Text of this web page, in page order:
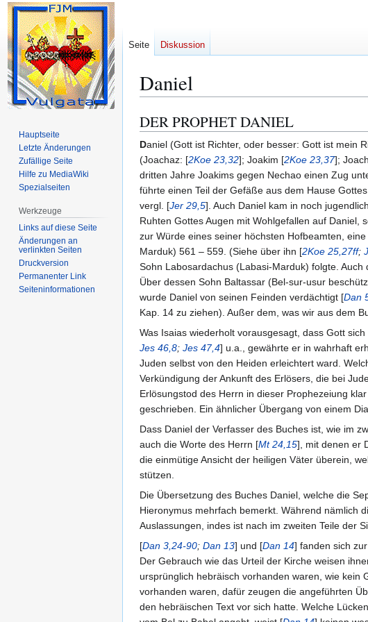
Daniel
Zur
Navigation
springen
Zur
Suche
springen
DER PROPHET DANIEL
Daniel (Gott ist Richter, oder besser: Gott ist mein
(Joachaz: [2Koe 23,32]; Joakim [2Koe 23,37];
dritten Jahre Joakims gegen Nechao einen Zug
führte einen Teil der Gefäße aus dem Hause
vergl. [Jer 29,5]. Auch Daniel kam in noch
Ruhten Gottes Augen mit Wohlgefallen auf
zur Würde eines seiner höchsten Hofbeamten,
Marduk) 561 – 559. (Siehe über ihn [2Koe 25,27ff;
Sohn Labosardachus (Labasi-Marduk) folgte.
Über dessen Sohn Baltassar (Bel-sur-usur
wurde Daniel von seinen Feinden verdächtigt [Dan
Kap. 14 zu ziehen). Außer dem, was wir aus dem
Was Isaias wiederholt vorausgesagt, dass Gott
Jes 46,8; Jes 47,4] u.a., gewährte er in wahrhaft
Juden selbst von den Heiden erleichtert ward.
Verkündigung der Ankunft des Erlösers, die bei
Erlösungstod des Herrn in dieser Prophezeiung
geschrieben. Ein ähnlicher Übergang von einem
Dass Daniel der Verfasser des Buches ist, wie im
auch die Worte des Herrn [Mt 24,15], mit denen er
die einmütige Ansicht der heiligen Väter überein,
stützen.
Die Übersetzung des Buches Daniel, welche die
Hieronymus mehrfach bemerkt. Während nämlich
Auslassungen, indes ist nach im zweiten Teile der
[Dan 3,24-90; Dan 13] und [Dan 14] fanden sich
Der Gebrauch wie das Urteil der Kirche weisen
ursprünglich hebräisch vorhanden waren, wie kein
vorhanden waren, dafür zeugen die angeführten
den hebräischen Text vor sich hatte. Welche
Seite Diskussion
Hauptseite
Letzte Änderungen
Zufällige Seite
Hilfe zu MediaWiki
Spezialseiten
Werkzeuge
Links auf diese Seite
Änderungen an
verlinkten Seiten
Druckversion
Permanenter Link
Seiten­­informationen